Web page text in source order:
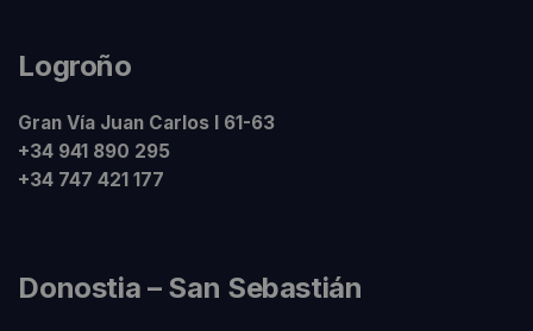
Logroño
Gran Vía Juan Carlos I 61-63
+34 941 890 295
+34 747 421 177
Donostia – San Sebastián